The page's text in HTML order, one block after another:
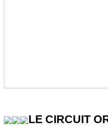
LE CIRCUIT